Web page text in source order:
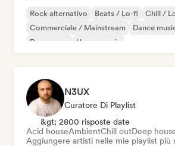
Rock alternativo Beats / Lo-fi
Chill /
Commerciale / Mainstream
Dance
Dream pop
House music
N3UX
Curatore Di Playlist
&gt; 2800 risposte date
Acid houseAmbientChill outDeep
Aggiungere artisti nelle mie playlist più